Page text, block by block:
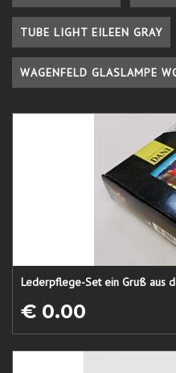
TUBE LIGHT EILEEN GRAY
WAGENFELD GLASLAMPE
Lederpflege-Set ein Gruß aus
€ 0.00